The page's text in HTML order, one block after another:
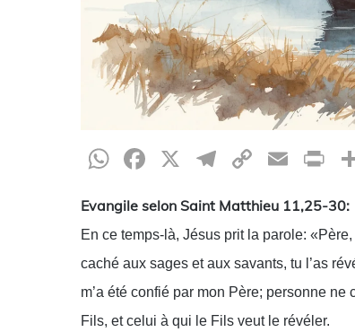
WhatsApp
Facebook
X Telegram
Copy
Evangile selon Saint Matthieu 11,25-30:
En ce temps-là, Jésus prit la parole:
caché aux sages et aux savants, tu l’as
m’a été confié par mon Père; personne
Fils, et celui à qui le Fils veut le révéler.